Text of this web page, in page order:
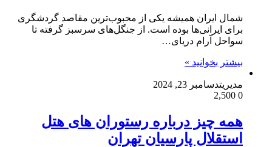
شمال ایران همیشه یکی از محبوب‌ترین مقاصد گردشگری
برای ایرانی‌ها بوده است. از جنگل‌های سرسبز گرفته تا
سواحل آرام دریای…
بیشتر بخوانید »
مدیریتدسامبر 23, 2024
0
همه چیز درباره رستوران های هتل
استقلال پارسیان تهران